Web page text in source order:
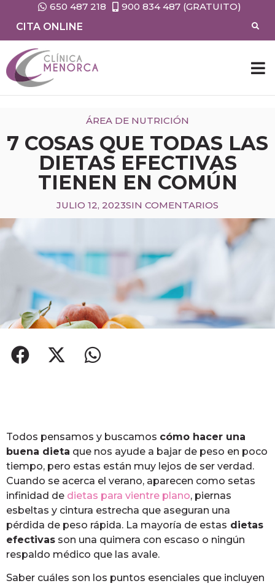
650 487 218
900 834 487 (GRATUITO)
CITA ONLINE
ÁREA DE NUTRICIÓN
7 COSAS QUE TODAS LAS
DIETAS EFECTIVAS
TIENEN EN COMÚN
JULIO 12, 2023SIN COMENTARIOS
Todos pensamos y buscamos cómo hacer una
buena dieta que nos ayude a bajar de peso en poco
tiempo, pero estas están muy lejos de ser verdad.
Cuando se acerca el verano, aparecen como setas
infinidad de dietas para vientre plano, piernas
esbeltas y cintura estrecha que aseguran una
pérdida de peso rápida. La mayoría de estas dietas
efectivas son una quimera con escaso o ningún
respaldo médico que las avale.
Saber cuáles son los puntos esenciales que incluyen